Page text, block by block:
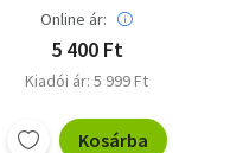
Online ár:
5 400 Ft
Kiadói ár: 5 999 Ft
Kosárba